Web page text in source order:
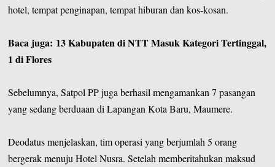
hotel, tempat penginapan, tempat hiburan dan kos-kosan.
Baca juga: 13 Kabupaten di NTT Masuk Kategori Tertinggal,
1 di Flores
Sebelumnya, Satpol PP juga berhasil mengamankan 7 pasangan
yang sedang berduaan di Lapangan Kota Baru, Maumere.
Deodatus menjelaskan, tim operasi yang berjumlah 5 orang
bergerak menuju Hotel Nusra. Setelah memberitahukan maksud